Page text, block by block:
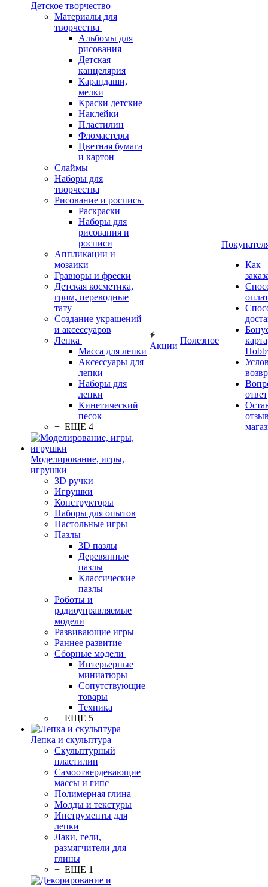
Детское творчество
Материалы для
творчества
Альбомы для
рисования
Детская
канцелярия
Карандаши,
мелки
Краски детские
Наклейки
Пластилин
Фломастеры
Цветная бумага
и картон
Слаймы
Наборы для
творчества
Рисование и роспись
Раскраски
Наборы для
рисования и
росписи
Аппликации и
мозаики
Гравюры и фрески
Детская косметика,
грим, переводные
тату
Создание украшений
и аксессуаров
Лепка
Масса для лепки
Аксессуары для
лепки
Наборы для
лепки
Кинетический
песок
+ ЕЩЕ 4
Моделирование, игры,
игрушки
3D ручки
Игрушки
Конструкторы
Наборы для опытов
Настольные игры
Пазлы
3D пазлы
Деревянные
пазлы
Классические
пазлы
Роботы и
радиоуправляемые
модели
Развивающие игры
Раннее развитие
Сборные модели
Интерьерные
миниатюры
Сопутствующие
товары
Техника
+ ЕЩЕ 5
Лепка и скульптура
Скульптурный
пластилин
Самоотвердевающие
массы и гипс
Полимерная глина
Молды и текстуры
Инструменты для
лепки
Лаки, гели,
размягчители для
глины
+ ЕЩЕ 1
Акции
Полезное
Как
карта
ответ